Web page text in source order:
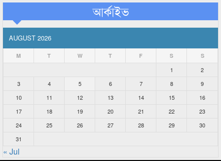
আর্কাইভ
AUGUST 2026
M T W T F S S
1
2
3
4 5 6 7 8
9
10
11 12 13 14 15
16
17
18 19 20 21 22
23
24
25 26 27 28 29
30
31
« Jul